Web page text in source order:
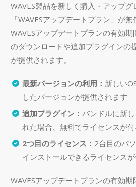
WAVES製品を新しく購入・アップ
「WAVESアップデートプラン」が無
WAVESアップデートプランの有効
のダウンロードや追加プラグインの
が提供されます。
最新バージョンの利用： 新しい
したバージョンが提供されます
追加プラグイン： バンドルに新
れた場合、無料でライセンスが
2つ目のライセンス： 2台目のパ
インストールできるライセンス
WAVESアップデートプランの有効期